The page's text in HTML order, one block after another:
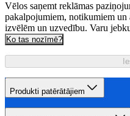
Vēlos saņemt reklāmas
pakalpojumiem, notikumiem un
izvēlēm un uzvedību. Varu
Ko tas nozīmē?
Produkti patērātājiem